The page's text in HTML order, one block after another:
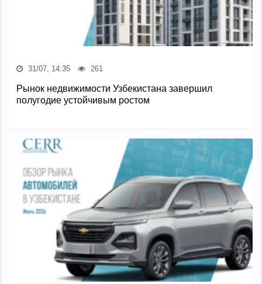
31/07, 14:35 261
Рынок недвижимости Узбекистана завершил
полугодие устойчивым ростом